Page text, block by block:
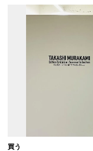
買う